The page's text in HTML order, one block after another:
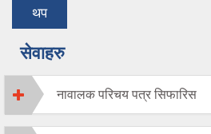
थप
सेवाहरु
नावालक परिचय पत्र सिफारिस